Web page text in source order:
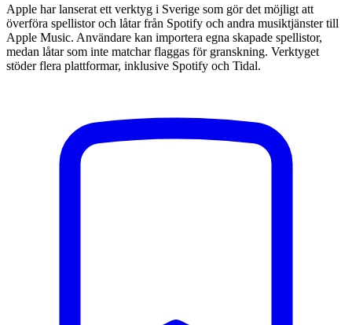
Apple har lanserat ett verktyg i Sverige som gör det möjligt att
överföra spellistor och låtar från Spotify och andra musiktjänster till
Apple Music. Användare kan importera egna skapade spellistor,
medan låtar som inte matchar flaggas för granskning. Verktyget
stöder flera plattformar, inklusive Spotify och Tidal.